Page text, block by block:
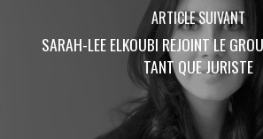
ARTICLE SUIVANT
SARAH-LEE ELKOUBI REJOINT LE
TANT QUE JURISTE